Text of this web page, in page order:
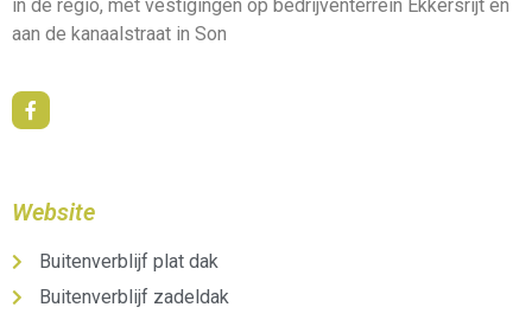
in de regio, met vestigingen op bedrijventerrein Ekkersrijt en
aan de kanaalstraat in Son
Website
Buitenverblijf plat dak
Buitenverblijf zadeldak